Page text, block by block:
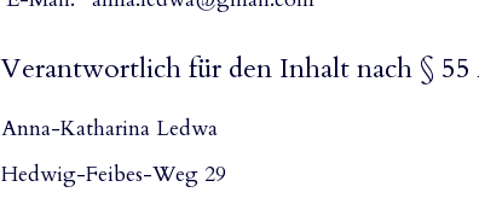
Verantwortlich für den Inhalt nach § 55
Anna-Katharina Ledwa
Hedwig-Feibes-Weg 29